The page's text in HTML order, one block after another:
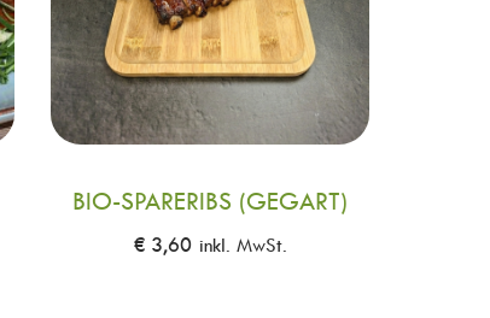
BIO-SPARERIBS (GEGART)
€3,60 inkl. MwSt.